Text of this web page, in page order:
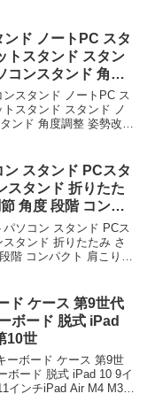
は、楽天のデータから、
ド ノートPC スタ
トスタンド スタン
コンスタンド 角度
スタンド ノートPC ス
スタンド スタンド ノ
ンド 角度調整 姿勢改善
タンド pc...
ン スタンド PCスタ
スタンド 折りたた
角度 段階 コンパ
ソコン スタンド PCス
タンド 折りたたみ さ
階 コンパクト 肩こり
ド ケース 第9世代
ボード 脱式 iPad
10世
ーボード ケース 第9世
ボード 脱式 iPad 10 9イ
インチiPad Air M4 M3